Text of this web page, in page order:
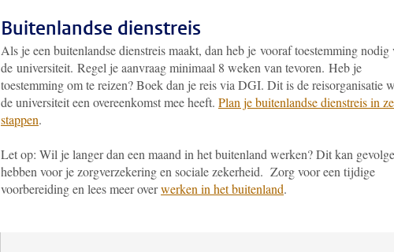
Buitenlandse dienstreis
Als je een buitenlandse dienstreis maakt, dan heb je vooraf toestemming nodig
de universiteit. Regel je aanvraag minimaal 8 weken van tevoren. Heb je
toestemming om te reizen? Boek dan je reis via DGI. Dit is de reisorganisatie
de universiteit een overeenkomst mee heeft. Plan je buitenlandse dienstreis in
stappen.
Let op: Wil je langer dan een maand in het buitenland werken? Dit kan
hebben voor je zorgverzekering en sociale zekerheid. Zorg voor een tijdige
voorbereiding en lees meer overwerken in het buitenland.